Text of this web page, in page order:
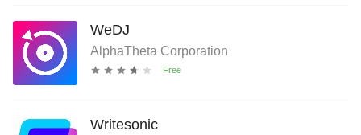
WeDJ
AlphaTheta Corporation
Writesonic